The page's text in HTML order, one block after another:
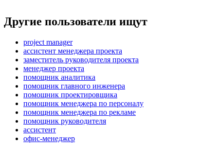
Другие пользователи ищут
project manager
ассистент менеджера проекта
заместитель руководителя проекта
менеджер проекта
помощник аналитика
помощник главного инженера
помощник проектировщика
помощник менеджера по персоналу
помощник менеджера по рекламе
помощник руководителя
ассистент
офис-менеджер